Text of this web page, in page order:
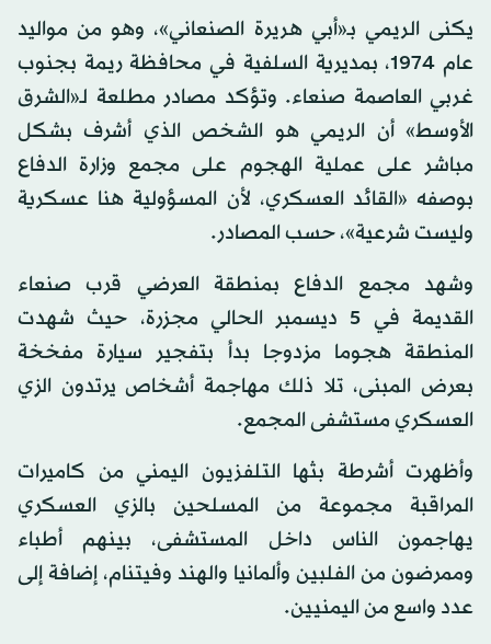
يكنى الريمي بـ«أبي هريرة الصنعاني»، وهو من مواليد
عام 1974، بمديرية السلفية في محافظة ريمة بجنوب
غربي العاصمة صنعاء. وتؤكد مصادر مطلعة لـ«الشرق
الأوسط» أن الريمي هو الشخص الذي أشرف بشكل
مباشر على عملية الهجوم على مجمع وزارة الدفاع
بوصفه «القائد العسكري، لأن المسؤولية هنا عسكرية
وليست شرعية»، حسب المصادر.
وشهد مجمع الدفاع بمنطقة العرضي قرب صنعاء
القديمة في 5 ديسمبر الحالي مجزرة، حيث شهدت
المنطقة هجوما مزدوجا بدأ بتفجير سيارة مفخخة
بعرض المبنى، تلا ذلك مهاجمة أشخاص يرتدون الزي
العسكري مستشفى المجمع.
وأظهرت أشرطة بثها التلفزيون اليمني من كاميرات
المراقبة مجموعة من المسلحين بالزي العسكري
يهاجمون الناس داخل المستشفى، بينهم أطباء
وممرضون من الفلبين وألمانيا والهند وفيتنام، إضافة إلى
عدد واسع من اليمنيين.